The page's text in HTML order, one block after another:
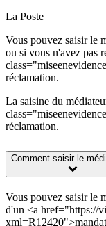
La Poste
Vous pouvez saisir le
ou si vous n'avez pas
réclamation.
La saisine du
réclamation.
Comment saisir le
Vous pouvez saisir le
d'un <a href="https://